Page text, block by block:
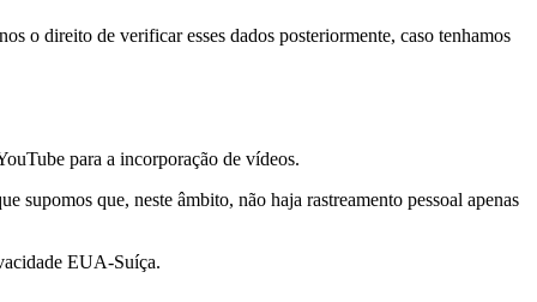
o direito de verificar esses dados posteriormente, caso tenhamos
para a incorporação de vídeos.
que, neste âmbito, não haja rastreamento pessoal apenas
EUA-Suíça.